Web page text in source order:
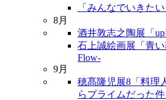
「みんなでいきたい
8月
酒井敦志之陶展「
石上誠絵画展「青
Flow-
9月
穂髙隆児展8「料理
らプライムだった件